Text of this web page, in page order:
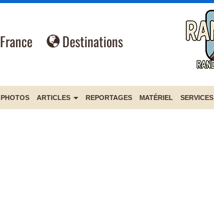
France Destinations
PHOTOS ARTICLES REPORTAGES MATÉRIEL SERVICES